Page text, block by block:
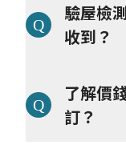
的屋主 (註)免費
與爭議，將協助
房、驗屋、交屋
*註：根據方案而
驗屋檢
收到？
的缺失和修繕項
日計算）提供「
了解價
訂？